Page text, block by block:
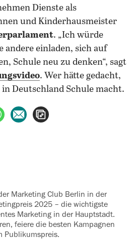
Dienste als
und Kinderhausmeister
. „Ich würde
andere einladen, sich auf
Schule neu zu denken“, sagt
. Wer hätte gedacht,
Deutschland Schule macht.
teilen
teilen
per WhatsApp teilen
per E-Mail teilen
2025 – die wichtigste
‍Marketing in der Hauptstadt.
feiere die besten Kampagnen
Publikumspreis.